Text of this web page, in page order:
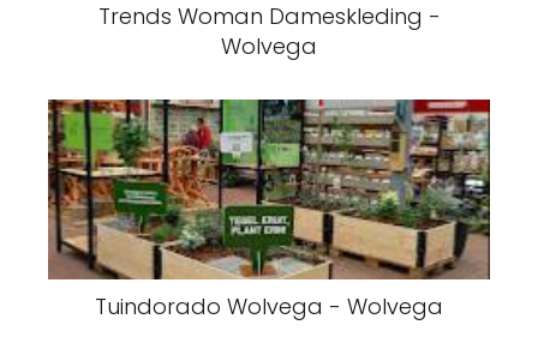
Trends Woman Dameskleding -
Wolvega
Tuindorado Wolvega - Wolvega